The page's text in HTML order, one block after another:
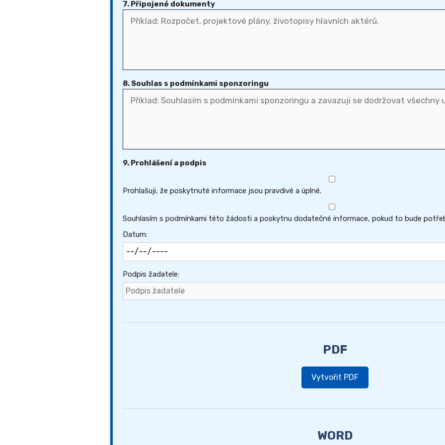
7. Připojené dokumenty
8. Souhlas s podmínkami sponzoringu
9. Prohlášení a podpis
Prohlašuji, že poskytnuté informace jsou pravdivé a úplné.
Souhlasím s podmínkami této žádosti a poskytnu dodatečné informace, pokud to bude
Datum:
Podpis žadatele:
PDF
Vytvořit PDF
WORD